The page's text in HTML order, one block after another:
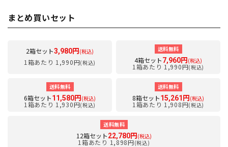
まとめ買いセット
2箱セット3,980円 (税込)
1箱あたり 1,990円(税込)
送料無料
4箱セット7,960円 (税込)
1箱あたり 1,990円(税込)
送料無料
6箱セット11,580円 (税込)
1箱あたり 1,930円(税込)
送料無料
8箱セット15,261円 (税込)
1箱あたり 1,908円(税込)
送料無料
12箱セット22,780円 (税込)
1箱あたり 1,898円(税込)